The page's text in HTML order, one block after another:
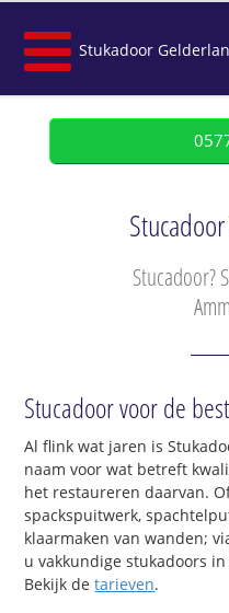
Stukadoor
Stucadoor?
Stucadoor voor de
Al flink wat jaren is
naam voor wat betreft
het restaureren daarvan.
spackspuitwerk,
klaarmaken van wanden;
u vakkundige stukadoors
Bekijk detarieven.